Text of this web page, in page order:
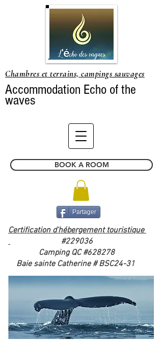
Accommodation Echo of the
waves
BOOK A ROOM
Partager
Chambres et terrains, campings sauvages
Certification d'hébergement touristique
#229036
Camping QC #628278
Baie sainte Catherine # BSC24-31